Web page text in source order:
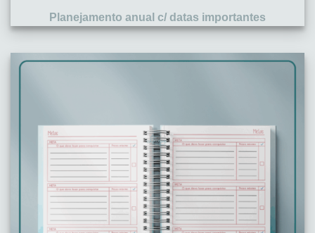
Planejamento anual c/ datas importantes